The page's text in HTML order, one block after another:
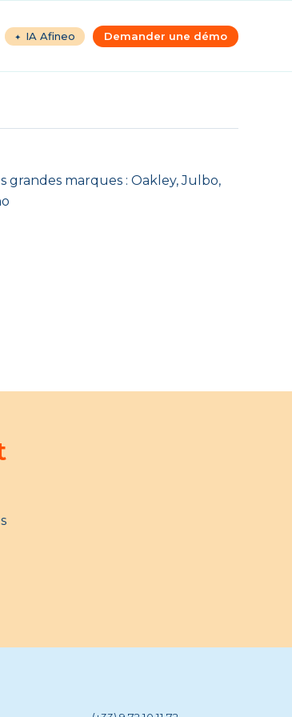
IA Afineo Demander une démo
marques : Oakley, Julbo,